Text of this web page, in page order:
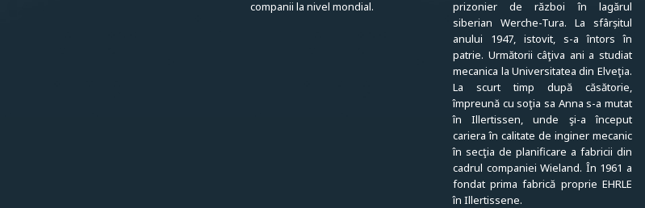
companii la nivel mondial.
prizonier de război în lagărul
siberian Werche-Tura. La sfârșitul
anului 1947, istovit, s-a întors în
patrie. Următorii câţiva ani a studiat
mecanica la Universitatea din Elveţia.
La scurt timp după căsătorie,
împreună cu soţia sa Anna s-a mutat
în Illertissen, unde şi-a început
cariera în calitate de inginer mecanic
în secţia de planificare a fabricii din
cadrul companiei Wieland. În 1961 a
fondat prima fabrică proprie EHRLE
în Illertissene.